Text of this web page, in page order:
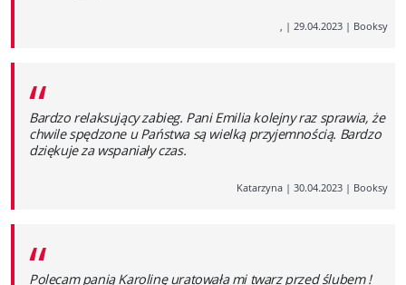
, | 29.04.2023 | Booksy
“
Bardzo relaksujący zabieg. Pani Emilia kolejny raz sprawia, że
chwile spędzone u Państwa są wielką przyjemnością. Bardzo
dziękuje za wspaniały czas.
Katarzyna | 30.04.2023 | Booksy
“
Polecam panią Karolinę uratowała mi twarz przed ślubem !